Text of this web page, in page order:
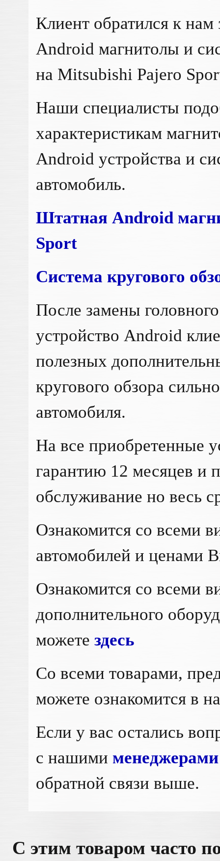
Клиент обратился к
Android магнитолы и
на Mitsubishi Pajero
Наши специалисты
характеристикам
Android устройства и
автомобиль.
Штатная Android
Sport
Система кругового
После замены
устройство Android
полезных
кругового обзора
автомобиля.
На все приобретенные
гарантию 12 месяцев и
обслуживание но весь
Ознакомится со всеми
автомобилей и ценами
Ознакомится со всеми
дополнительного
можетездесь
Cо всеми товарами,
можете ознакомится в
Если у вас остались
с нашими менеджерами
обратной связи выше.
С этим товаром часто